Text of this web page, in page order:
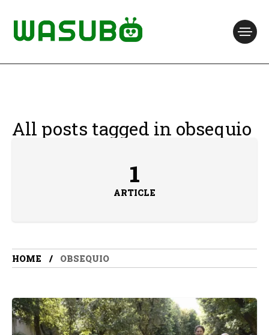
All posts tagged in obsequio
1
ARTICLE
HOME OBSEQUIO